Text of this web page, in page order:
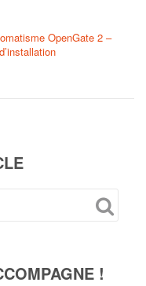
OpenGate 2 –
!